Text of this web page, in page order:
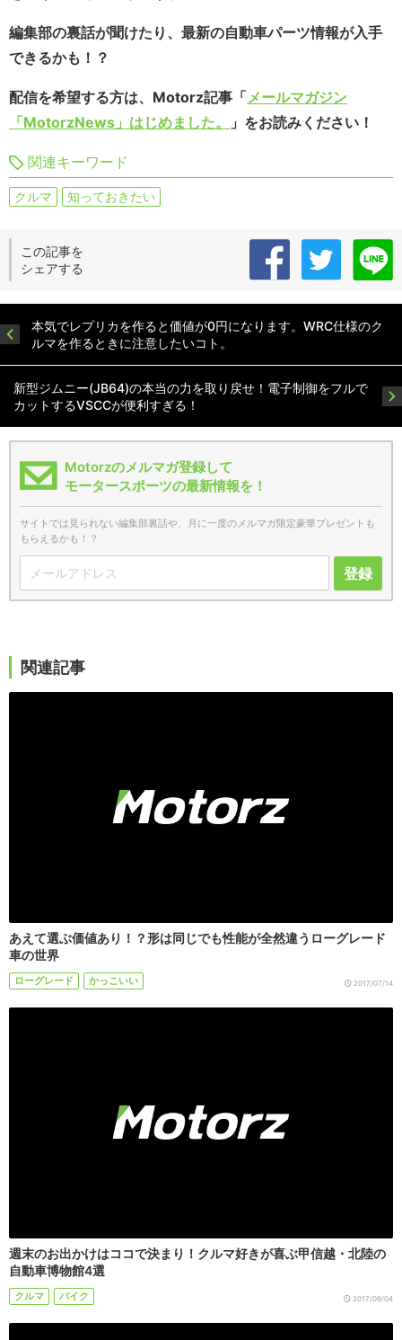
編集部の裏話が聞けたり、最新の自動車パーツ情報が入手
できるかも！？
配信を希望する方は、Motorz記事「メールマガジン
「MotorzNews」はじめました。
」をお読みください！
関連キーワード
クルマ 知っておきたい
この記事を
シェアする
本気でレプリカを作ると価値が0円になります。WRC仕様のク
ルマを作るときに注意したいコト。
新型ジムニー(JB64)の本当の力を取り戻せ！電子制御をフルで
カットするVSCCが便利すぎる！
Motorzのメルマガ登録して
モータースポーツの最新情報を！
サイトでは見られない編集部裏話や、月に一度のメルマガ限定豪華プレゼントも
もらえるかも！？
登録
関連記事
あえて選ぶ価値あり！？形は同じでも性能が全然違うローグレード
車の世界
ローグレード かっこいい 2017/07/14
週末のお出かけはココで決まり！クルマ好きが喜ぶ甲信越・北陸の
自動車博物館4選
クルマ バイク 2017/09/04